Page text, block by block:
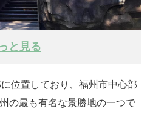
と見る
位置しており、福州市中心部
の最も有名な景勝地の一つで